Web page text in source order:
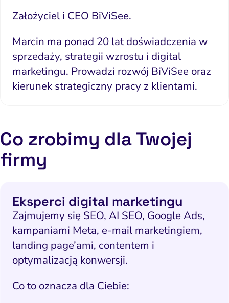
media marketing
page
Widoczność lokalna
w AI Search
Założyciel i CEO BiViSee.
Marcin ma ponad 20 lat doświadczenia w
sprzedaży, strategii wzrostu i digital
marketingu. Prowadzi rozwój BiViSee oraz
kierunek strategiczny pracy z klientami.
Co zrobimy dla Twojej
firmy
Eksperci digital marketingu
Zajmujemy się SEO, AI SEO, Google Ads,
kampaniami Meta, e-mail marketingiem,
landing page’ami, contentem i
optymalizacją konwersji.
Co to oznacza dla Ciebie: